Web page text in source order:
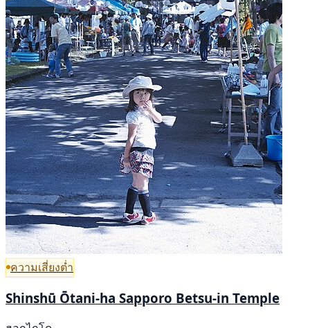
ความเสี่ยงต่ำ
Shinshū Ōtani-ha Sapporo Betsu-in Temple